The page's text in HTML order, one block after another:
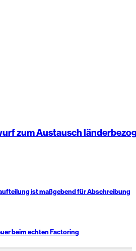
zum Austausch
ist maßgebend für Abschreibung
beim echten Factoring